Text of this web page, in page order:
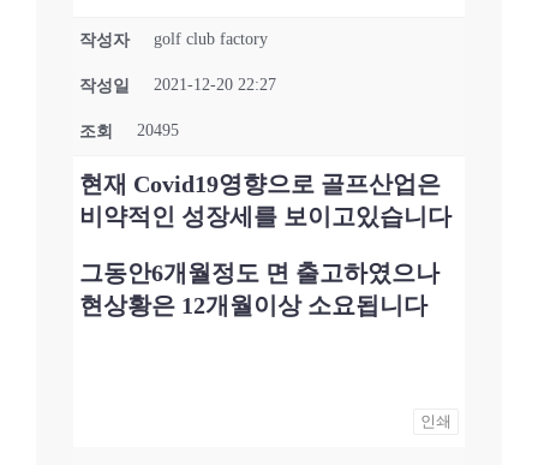
작성자 golf club factory
작성일 2021-12-20 22:27
조회 20495
현재 Covid19영향으로 골프산업은
비약적인 성장세를 보이고있습니다
그동안6개월정도 면 출고하였으나
현상황은 12개월이상 소요됩니다
인쇄